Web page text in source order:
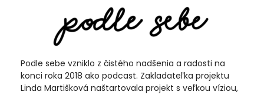
Podle sebe vzniklo z čistého nadšenia a radosti na
konci roka 2018 ako podcast. Zakladateľka projektu
Linda Martišková naštartovala projekt s veľkou víziou,